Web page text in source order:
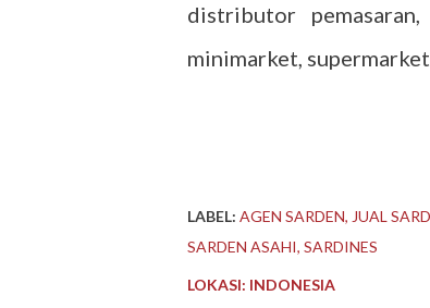
distributor
minimarket,
LABEL: AGEN SARDEN JUAL
SARDEN ASAHI SARDINES
LOKASI: INDONESIA